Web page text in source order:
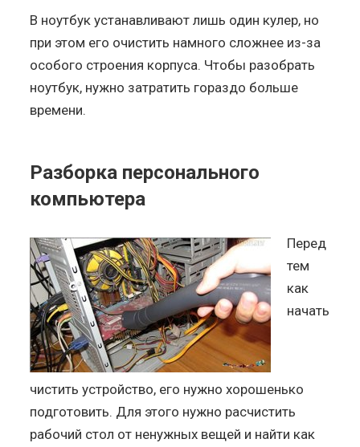
В ноутбук устанавливают лишь один кулер, но
при этом его очистить намного сложнее из-за
особого строения корпуса. Чтобы разобрать
ноутбук, нужно затратить гораздо больше
времени.
Разборка персонального
компьютера
Перед
тем
как
начать
чистить устройство, его нужно хорошенько
подготовить. Для этого нужно расчистить
рабочий стол от ненужных вещей и найти как